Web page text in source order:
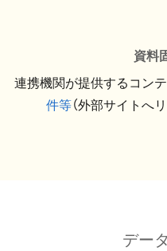
資料
連携機関が提供するコンテ
件等（外部サイトへ
デー